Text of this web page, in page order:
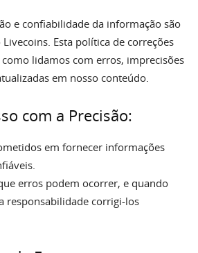
e confiabilidade da informação são
Esta política de correções
lidamos com erros, imprecisões
em nosso conteúdo.
com a Precisão:
em fornecer informações
erros podem ocorrer, e quando
responsabilidade corrigi-los